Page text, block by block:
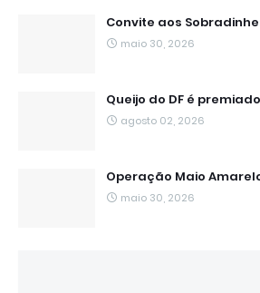
Convite aos
maio 30, 2026
Queijo do DF é
agosto 02, 2026
Operação Maio
maio 30, 2026